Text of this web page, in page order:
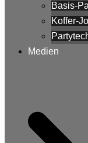
Basis-
Koffer-
Medien